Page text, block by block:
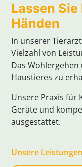
Lassen
Händen
In unserer
Vielzahl von
Das
Haustieres zu
Unsere Praxis für
Geräte und
ausgestattet.
Unsere